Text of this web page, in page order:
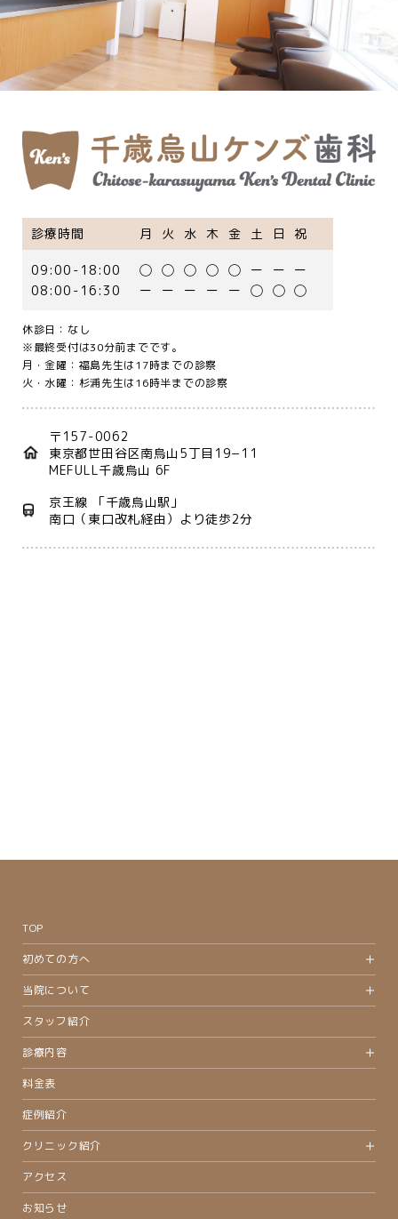
診療時間 月火水木金土日祝
09:00-18:00
08:00-16:30
◯◯◯◯◯ーーー
ーーーーー◯◯◯
休診日：なし
※最終受付は30分前までです。
月・金曜：福島先生は17時までの診察
火・水曜：杉浦先生は16時半までの診察
〒157-0062
東京都世田谷区南烏山5丁目19−11
MEFULL千歳烏山 6F
京王線 「千歳烏山駅」
南口（東口改札経由）より徒歩2分
TOP
初めての方へ
当院について
スタッフ紹介
診療内容
料金表
症例紹介
クリニック紹介
アクセス
お知らせ